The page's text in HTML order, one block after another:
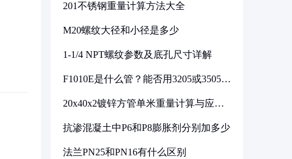
201不锈钢重量计算方法大全
M20螺纹大径和小径是多少
1-1/4 NPT螺纹参数及底孔尺寸详解
F1010E是什么管？能否用3205或3505代
20x40x2镀锌方管单米重量计算与应用
抗渗混凝土中P6和P8膨胀剂分别加多少
法兰PN25和PN16有什么区别